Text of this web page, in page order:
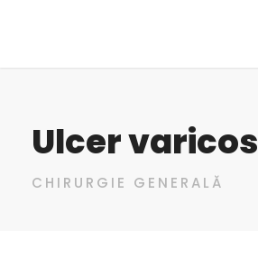
Ulcer varicos
CHIRURGIE GENERALĂ